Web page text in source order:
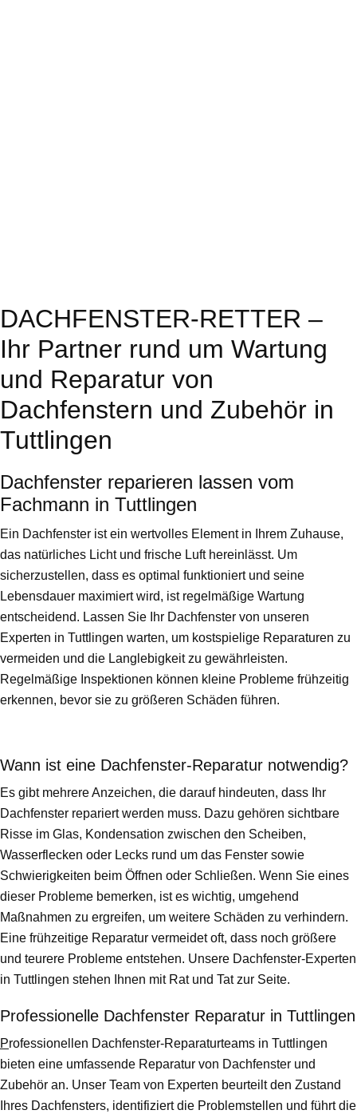
DACHFENSTER-RETTER –
Ihr Partner rund um Wartung
und Reparatur von
Dachfenstern und Zubehör in
Tuttlingen
Dachfenster reparieren lassen vom
Fachmann in Tuttlingen
Ein Dachfenster ist ein wertvolles Element in Ihrem Zuhause,
das natürliches Licht und frische Luft hereinlässt. Um
sicherzustellen, dass es optimal funktioniert und seine
Lebensdauer maximiert wird, ist regelmäßige Wartung
entscheidend. Lassen Sie Ihr Dachfenster von unseren
Experten in Tuttlingen warten, um kostspielige Reparaturen zu
vermeiden und die Langlebigkeit zu gewährleisten.
Regelmäßige Inspektionen können kleine Probleme frühzeitig
erkennen, bevor sie zu größeren Schäden führen.
Wann ist eine Dachfenster-Reparatur notwendig?
Es gibt mehrere Anzeichen, die darauf hindeuten, dass Ihr
Dachfenster repariert werden muss. Dazu gehören sichtbare
Risse im Glas, Kondensation zwischen den Scheiben,
Wasserflecken oder Lecks rund um das Fenster sowie
Schwierigkeiten beim Öffnen oder Schließen. Wenn Sie eines
dieser Probleme bemerken, ist es wichtig, umgehend
Maßnahmen zu ergreifen, um weitere Schäden zu verhindern.
Eine frühzeitige Reparatur vermeidet oft, dass noch größere
und teurere Probleme entstehen. Unsere Dachfenster-Experten
in Tuttlingen stehen Ihnen mit Rat und Tat zur Seite.
Professionelle Dachfenster Reparatur in Tuttlingen
Professionellen Dachfenster-Reparaturteams in Tuttlingen
bieten eine umfassende Reparatur von Dachfenster und
Zubehör an. Unser Team von Experten beurteilt den Zustand
Ihres Dachfensters, identifiziert die Problemstellen und führt die